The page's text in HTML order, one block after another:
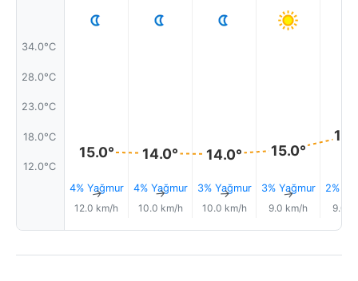
34.0°C
28.0°C
23.0°C
18.0°C
12.0°C
15.0°
4% Yağmur
↑
12.0 km/h
14.0°
4% Yağmur
↑
10.0 km/h
14.0°
3% Yağmur
↑
10.0 km/h
15.0°
3% Yağmur
↑
9.0 km/h
2%
9.0